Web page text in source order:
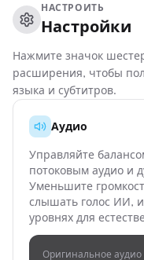
НАСТРОИТЬ
Настройки
Нажмите значок
расширения, чтобы
языка и субтитров.
Аудио
Управляйте
потоковым аудио и
Уменьшите
слышать голос ИИ,
уровнях для
Оригинальное аудио